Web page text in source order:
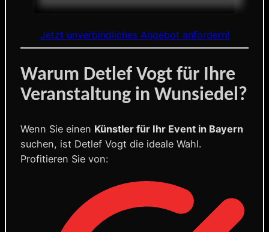
Jetzt unverbindliches Angebot anfordern!
Warum Detlef Vogt für Ihre
Veranstaltung in Wunsiedel?
Wenn Sie einen Künstler für Ihr Event in Bayern
suchen, ist Detlef Vogt die ideale Wahl.
Profitieren Sie von: